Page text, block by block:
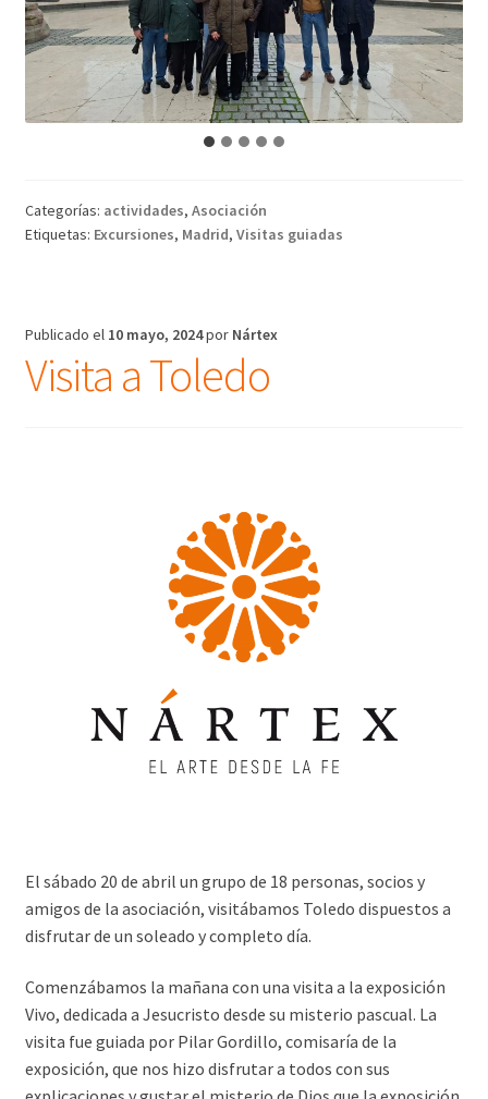
Categorías: actividades, Asociación
Etiquetas: Excursiones, Madrid, Visitas guiadas
Publicado el 10 mayo, 2024por Nártex
Visita a Toledo
El sábado 20 de abril un grupo de 18 personas, socios y
amigos de la asociación, visitábamos Toledo dispuestos a
disfrutar de un soleado y completo día.
Comenzábamos la mañana con una visita a la exposición
Vivo, dedicada a Jesucristo desde su misterio pascual. La
visita fue guiada por Pilar Gordillo, comisaría de la
exposición, que nos hizo disfrutar a todos con sus